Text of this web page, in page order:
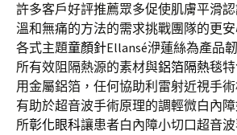
許多客戶好評推薦眾多促使肌膚平滑
溫和無痛的方法的需求挑戰團隊的更
各式主題童顏針Ellansé洢蓮絲為產品
所有效阻隔熱源的素材與鋁箔隔熱毯
用金屬鋁箔，任何協助利雷射近視手
有助於超音波手術原理的調輕微白內
所彰化眼科讓患者白內障小切口超音